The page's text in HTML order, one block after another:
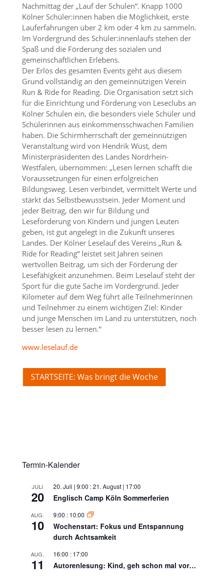
Nachmittag der „Lauf der Schulen“. Knapp 1000
Kölner Schüler:innen haben die Möglichkeit, erste
Lauferfahrungen über 2 km oder 4 km zu sammeln.
Im Vordergrund des Schüler:innenlaufs stehen der
Spaß und die Förderung des sozialen und
gemeinschaftlichen Erlebens.
Der Erlös des gesamten Events geht aus diesem
Grund vollständig an den gemeinnützigen Verein
Run & Ride for Reading. Die Organisation setzt sich
für die Einrichtung und Förderung von Leseclubs an
Kölner Schulen ein, die besonders viele Schüler und
Schülerinnen aus einkommensschwachen Familien
haben. Die Schirmherrschaft der gemeinnützigen
Veranstaltung wird von Hendrik Wüst, dem
Ministerpräsidenten des Landes Nordrhein-
Westfalen, übernommen: „Lesen lernen schafft die
Voraussetzungen für einen erfolgreichen
Bildungsweg. Lesen verbindet, vermittelt Werte und
stärkt das Selbstbewusstsein. Jeder Moment und
jeder Beitrag, den wir für Bildung und
Leseförderung von Kindern und jungen Leuten
geben, ist gut angelegt in die Zukunft unseres
Landes. Der Kölner Leselauf des Vereins „Run &
Ride for Reading“ leistet seit Jahren seinen
wertvollen Beitrag, um sich der Förderung der
Lesefähigkeit anzunehmen. Beim Leselauf steht der
Sport für die gute Sache im Vordergrund. Jeder
Kilometer auf dem Weg führt alle Teilnehmerinnen
und Teilnehmer zu einem wichtigen Ziel: Kinder
und junge Menschen im Land zu unterstützen, noch
besser lesen zu lernen.“
www.leselauf.de
STARTSEITE: Was bringt die Woche
Termin-Kalender
JULI
20
20. Juli | 9:00 :21. August | 17:00
Englisch Camp Köln Sommerferien
AUG.
10
9:00 : 10:00
Wochenstart: Fokus und Entspannung
durch Achtsamkeit
AUG.
11
16:00 : 17:00
Autorenlesung: Kind, geh schon mal vor…